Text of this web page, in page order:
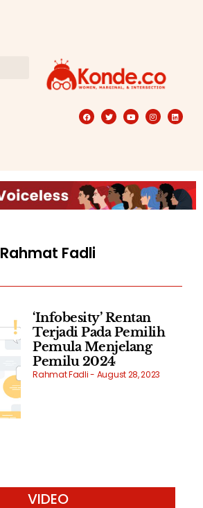
Rahmat Fadli
‘Infobesity’ Rentan
Terjadi Pada Pemilih
Pemula Menjelang
Pemilu 2024
Rahmat Fadli August 28, 2023
VIDEO